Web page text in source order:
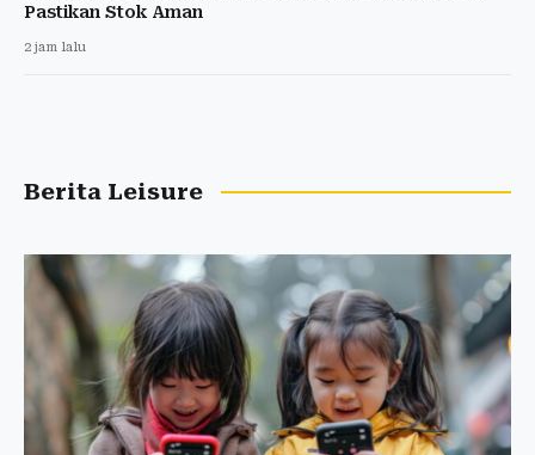
Pastikan Stok Aman
2 jam lalu
Berita Leisure